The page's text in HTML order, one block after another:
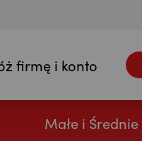
firmę i konto
Małe i